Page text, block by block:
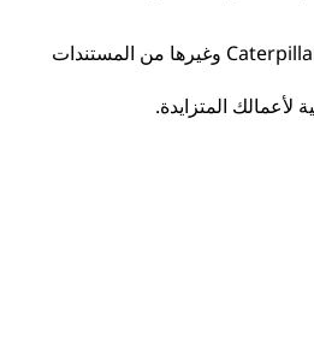
تتوفر كتيبات منتجات Caterpillar وغيرها من المستندات
لأعمالك المتزايدة.